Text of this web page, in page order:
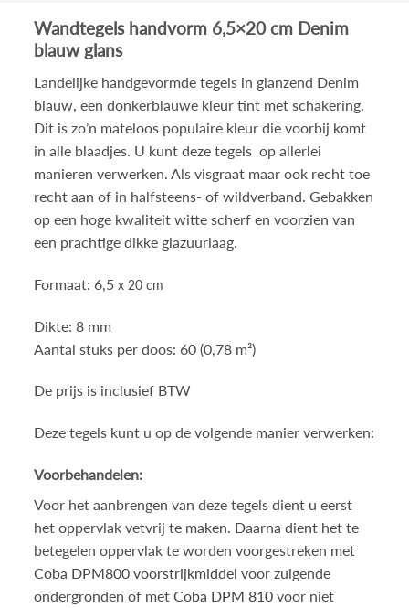
Wandtegels handvorm 6,5×20 cm Denim
blauw glans
Landelijke handgevormde tegels in glanzend Denim
blauw, een donkerblauwe kleur tint met schakering.
Dit is zo’n mateloos populaire kleur die voorbij komt
in alle blaadjes. U kunt deze tegels op allerlei
manieren verwerken. Als visgraat maar ook recht toe
recht aan of in halfsteens- of wildverband. Gebakken
op een hoge kwaliteit witte scherf en voorzien van
een prachtige dikke glazuurlaag.
Formaat: 6,5x 20 cm
Dikte: 8 mm
Aantal stuks per doos: 60 (0,78 m²)
De prijs is inclusief BTW
Deze tegels kunt u op de volgende manier verwerken:
Voorbehandelen:
Voor het aanbrengen van deze tegels dient u eerst
het oppervlak vetvrij te maken. Daarna dient het te
betegelen oppervlak te worden voorgestreken met
Coba DPM800 voorstrijkmiddel voor zuigende
ondergronden of met Coba DPM 810voor niet